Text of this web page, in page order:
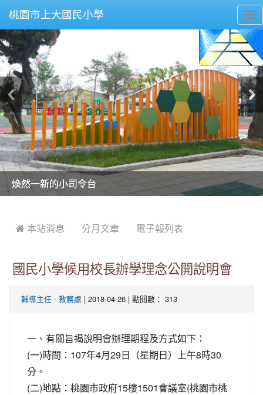
桃園市上大國民小學
美麗的操場是我們活力的來源
美麗的操場是我們活力的來源
煥然一新的小司令台
煥然一新的小司令台
富含桃園埤塘田園風光意象的中廊
富含桃園埤塘田園風光意象的中廊
嶄新的中庭廣場
嶄新的中庭廣場
水生池生生不息
水生池生生不息
 本站消息 分月文章 電子報列表
國民小學候用校長辦學理念公開說明會
輔導主任 - 教務處 | 2018-04-26 | 點閱數： 313
一、有關旨揭說明會辦理期程及方式如下：
(一)時間：107年4月29日（星期日）上午8時30
分。
(二)地點：桃園市政府15樓1501會議室(桃園市桃